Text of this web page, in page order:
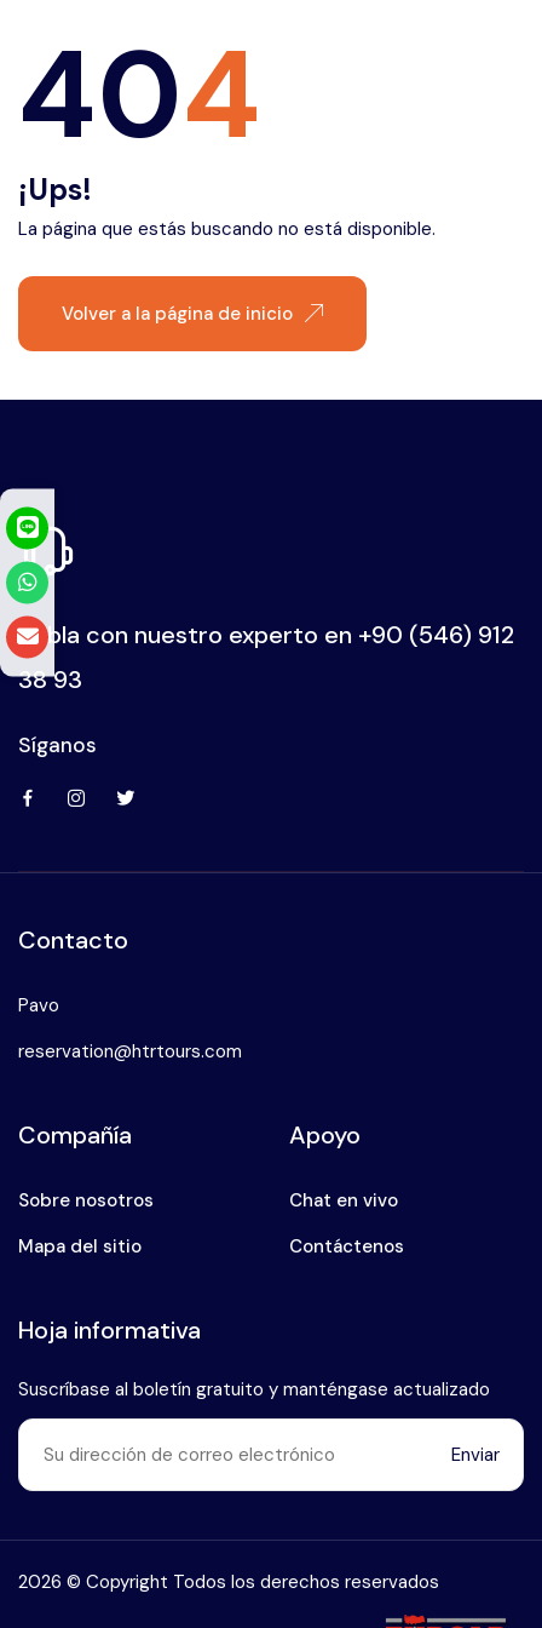
Habla con nuestro experto en
+90 (546) 912 38 93
404
¡Ups!
La página que estás buscando no está disponible.
Volver a la página de inicio
Habla con nuestro experto en +90 (546) 912
38 93
Síganos
Contacto
Pavo
reservation@htrtours.com
Compañía
Sobre nosotros
Mapa del sitio
Apoyo
Chat en vivo
Contáctenos
Hoja informativa
Suscríbase al boletín gratuito y manténgase actualizado
Enviar
2026 © Copyright Todos los derechos reservados